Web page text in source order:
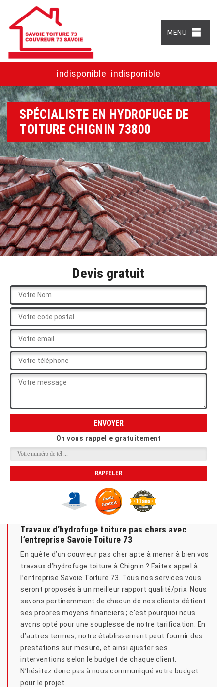
MENU
indisponible indisponible
SPÉCIALISTE EN HYDROFUGE DE
TOITURE CHIGNIN 73800
Devis gratuit
On vous rappelle gratuitement
Travaux d’hydrofuge toiture pas chers avec
l’entreprise Savoie Toiture 73
En quête d’un couvreur pas cher apte à mener à bien vos
travaux d’hydrofuge toiture à Chignin ? Faites appel à
l’entreprise Savoie Toiture 73. Tous nos services vous
seront proposés à un meilleur rapport qualité/prix. Nous
savons pertinemment de chacun de nos clients détient
ses propres moyens financiers ; c’est pourquoi nous
avons opté pour une souplesse de notre tarification. En
d’autres termes, notre établissement peut fournir des
prestations sur mesure, et ainsi ajuster ses
interventions selon le budget de chaque client.
N’hésitez donc pas à nous communiqué votre budget
pour le projet.